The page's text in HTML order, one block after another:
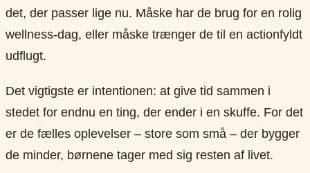
det, der passer lige nu. Måske har de brug for en rolig
wellness-dag, eller måske trænger de til en actionfyldt
udflugt.
Det vigtigste er intentionen: at give tid sammen i
stedet for endnu en ting, der ender i en skuffe. For det
er de fælles oplevelser – store som små – der bygger
de minder, børnene tager med sig resten af livet.